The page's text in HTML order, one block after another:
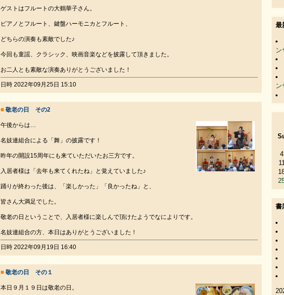
ゲストはフルートの大鶴華子さん。
ピアノとフルート、鍵盤ハーモニカとフルート、
どちらの演奏も素敵でした♪
今回も童謡、クラシック、映画音楽などを披露して頂きました。
お二人とも素敵な演奏ありがとうございました！
日時 2022年09月25日 15:10
■ 敬老の日 その2
午後からは…
名妓連組合による「舞」の披露です！
昨年の開設15周年にも来ていただいたお三方です。
入居者様は「去年も来てくれたね」と覚えていました♪
踊りが終わった後は、「楽しかった」「良かったね」と、
皆さん大満足でした。
敬老の日ということで、入居者様に楽しんで頂けたようでなによりです。
名妓連組合の方、本日はありがとうございました！
日時 2022年09月19日 16:40
■ 敬老の日 その１
本日９月１９日は敬老の日。
最
ン
ン
4